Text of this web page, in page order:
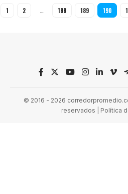
1 2 … 188 189 190
© 2016 - 2026
reservados | Política